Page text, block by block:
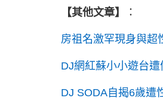
【其他文章】 ：
房祖名激罕現身與超
DJ網紅蘇小小遊台
DJ SODA自揭6歲遭